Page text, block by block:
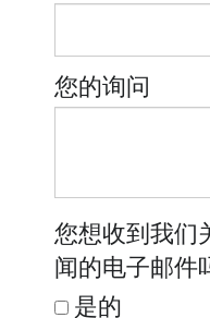
您的询问
您想收到我们
闻的电子邮件
是的